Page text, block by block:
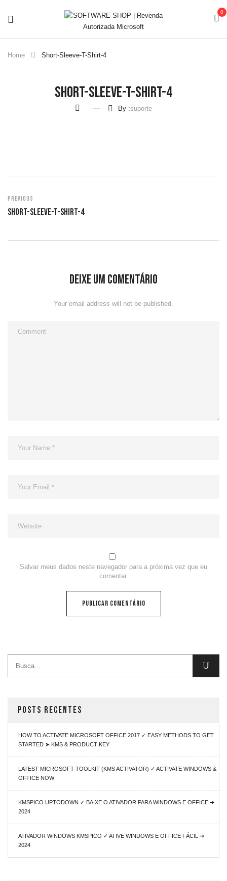
0
Home Short-Sleeve-T-Shirt-4
Short-Sleeve-T-Shirt-4
By :suporte
POSTS RECENTES
HOW TO ACTIVATE MICROSOFT OFFICE 2017 ✓ EASY METHODS TO GET
STARTED ➤ KMS & PRODUCT KEY
LATEST MICROSOFT TOOLKIT (KMS ACTIVATOR) ✓ ACTIVATE WINDOWS &
OFFICE NOW
KMSPICO UPTODOWN ✓ BAIXE O ATIVADOR PARA WINDOWS E OFFICE ➔
2024
ATIVADOR WINDOWS KMSPICO ✓ ATIVE WINDOWS E OFFICE FÁCIL ➔
2024
Previous
Short-Sleeve-T-Shirt-4
Deixe um comentário
Your email address will not be published.
Salvar meus dados neste navegador para a próxima vez que eu
comentar.